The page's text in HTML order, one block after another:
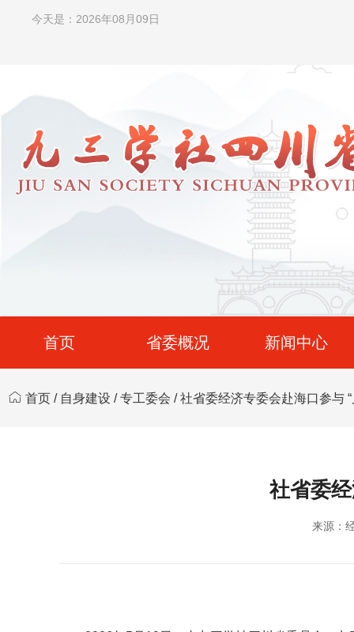
今天是：2026年08月09日
首页 省委概况 新闻中心
首页 / 自身建设 /专工委会 / 社省委经济专委会赴海口参与
社省委
来源：